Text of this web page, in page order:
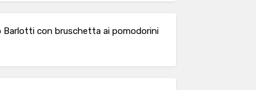
Barlotti con bruschetta ai pomodorini